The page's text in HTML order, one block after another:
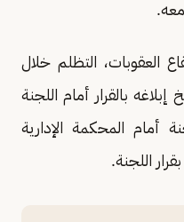
العقوبات، التظلم خلال
من تاريخ إبلاغه بالقرار أمام اللجنة
أمام المحكمة الإدارية